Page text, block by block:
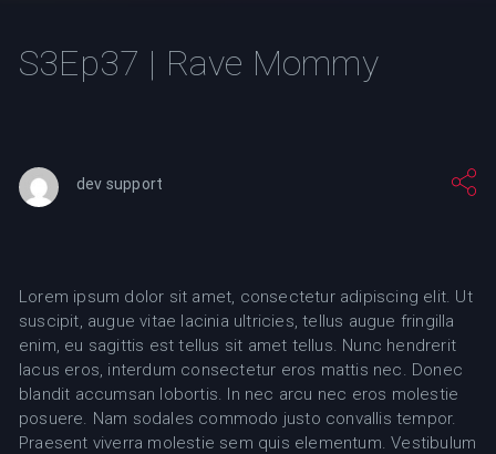
S3Ep37 | Rave Mommy
dev support
Lorem ipsum dolor sit amet, consectetur adipiscing elit. Ut
suscipit, augue vitae lacinia ultricies, tellus augue fringilla
enim, eu sagittis est tellus sit amet tellus. Nunc hendrerit
lacus eros, interdum consectetur eros mattis nec. Donec
blandit accumsan lobortis. In nec arcu nec eros molestie
posuere. Nam sodales commodo justo convallis tempor.
Praesent viverra molestie sem quis elementum. Vestibulum